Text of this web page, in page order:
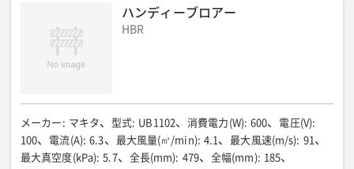
ハンディーブロアー
HBR
メーカー : マキタ 型式: UB1102 消費電力(W): 600 電圧(V):
100
電流(A): 6.3 最大風量(㎥/min): 4.1 最大風速(m/s): 91
最大真空度(kPa): 5.7 全長(mm): 479 全幅(mm): 185